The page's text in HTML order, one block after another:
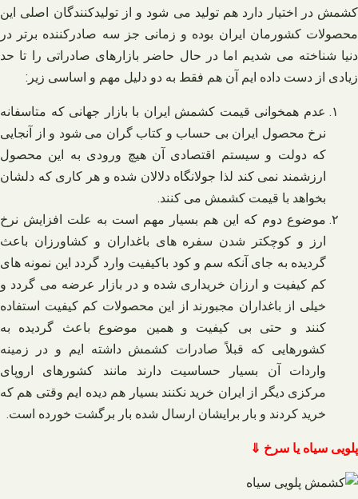
کشمش در اختیار دارد هم تولید می‌ شود و از تولیدکنندگان اصلی این
محصولات کشورمان ایران بوده و زمانی جز سه صادرکننده برتر در
دنیا شناخته می‌ شدیم اما در حال حاضر بازارهای صادراتی را تا حد
زیادی از دست داده‌ ایم آن هم فقط به دو دلیل مهم و اساسی زیر:
عدم همخوانی قیمت کشمش ایران با بازار جهانی که متاسفانه
نرخ محصول ایران بی‌ حساب و کتاب گران می‌ شود و از آنجایی
که دولت و سیستم اقتصادی آن هیچ ورودی به این محصول
ارزشمند نمی‌ کند لذا جولانگاه دلالان شده و هر کاری که دلشان
بخواهد با قیمت کشمش می‌ کنند.
موضوع دوم که این هم بسیار مهم است به علت افزایش نرخ
ارز و کوچکتر شدن سفره‌ های باغداران و کشاورزان باعث
گردیده به جای آنکه سم و کود باکیفیت وارد گردد این نمونه‌ های
کم کیفیت و ارزان خریداری شده و در بازار عرضه می‌ گردد و
خیلی از باغداران مجبورند از این محصولات کم کیفیت استفاده
کنند و حتی بی‌ کیفیت و همین موضوع باعث گردیده به
کشورهایی که قبلاً صادرات کشمش داشته‌ ایم و در زمینه
واردات آن بسیار حساسیت دارند مانند کشورهای اروپای
مرکزی دیگر از ایران خرید نکنند بسیار هم دیده‌ ایم وقتی هم که
خرید کردند و بار برایشان ارسال شده بار برگشت خورده است.
پلویی سیاه یا سرخ ⇓